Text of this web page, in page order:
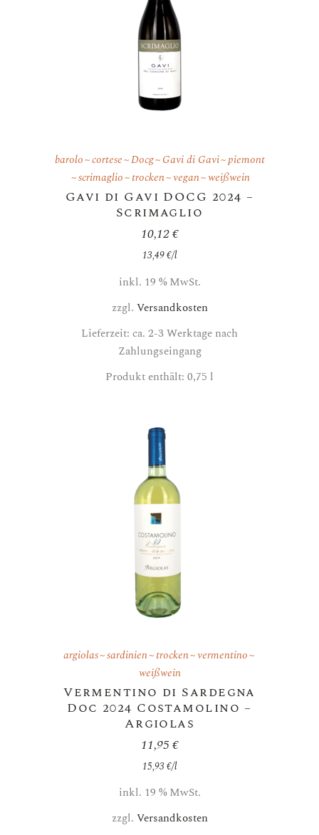
barolo cortese Docg Gavi di Gavi piemont
scrimaglio
trocken vegan weißwein
Gavi di Gavi DOCG 2024 –
Scrimaglio
10,12€
13,49€/l
inkl. 19 % MwSt.
zzgl. Versandkosten
Lieferzeit: ca. 2-3 Werktage nach
Zahlungseingang
Produkt enthält: 0,75 l
argiolas sardinien trocken vermentino
weißwein
Vermentino di Sardegna
Doc 2024 Costamolino –
Argiolas
11,95€
15,93 €/l
inkl. 19 % MwSt.
zzgl. Versandkosten